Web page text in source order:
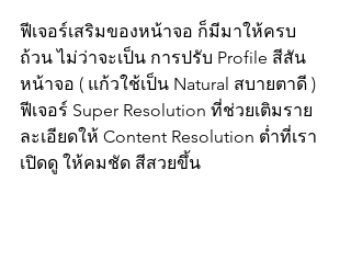
ฟีเจอร์เสริมของหน้าจอ ก็มีมาให้ครบ
ถ้วน ไม่ว่าจะเป็น การปรับ Profile สีสัน
หน้าจอ ( แก้วใช้เป็น Natural สบายตาดี )
ฟีเจอร์ Super Resolution ที่ช่วยเติมราย
ละเอียดให้ Content Resolution ต่ำที่เรา
เปิดดู ให้คมชัด สีสวยขึ้น